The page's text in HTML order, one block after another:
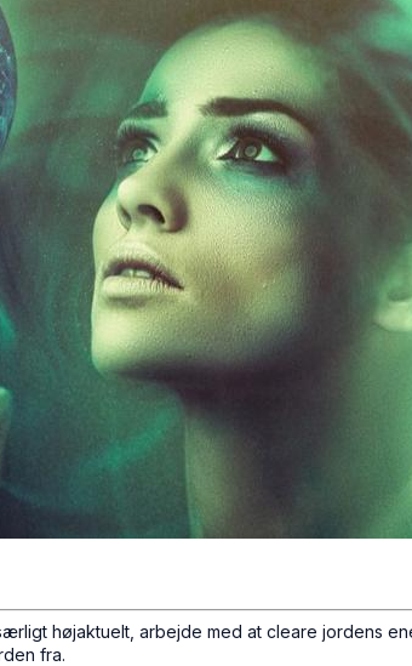
højaktuelt, arbejde med at cleare jordens
fra.